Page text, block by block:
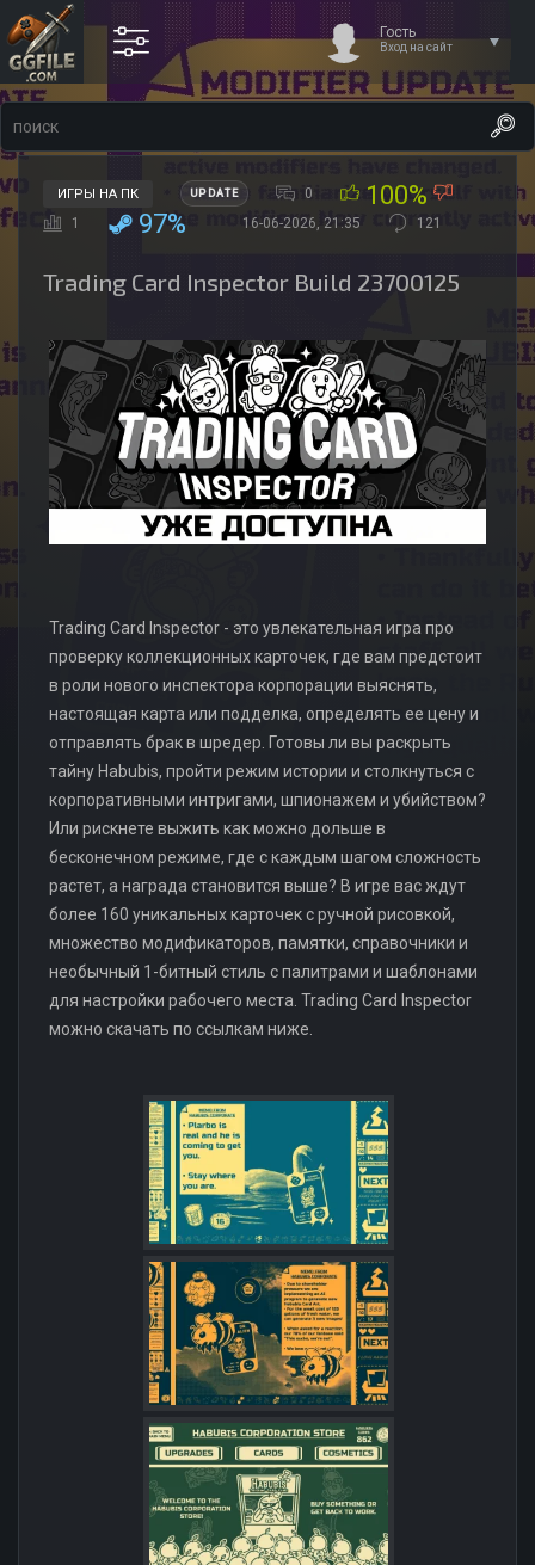
Гость
Вход на сайт
ИГРЫ НА ПК UPDATE 0 100%
1 97% 16-06-2026, 21:35 121
Trading Card Inspector Build 23700125
Trading Card Inspector - это увлекательная игра про
проверку коллекционных карточек, где вам предстоит
в роли нового инспектора корпорации выяснять,
настоящая карта или подделка, определять ее цену и
отправлять брак в шредер. Готовы ли вы раскрыть
тайну Habubis, пройти режим истории и столкнуться с
корпоративными интригами, шпионажем и убийством?
Или рискнете выжить как можно дольше в
бесконечном режиме, где с каждым шагом сложность
растет, а награда становится выше? В игре вас ждут
более 160 уникальных карточек с ручной рисовкой,
множество модификаторов, памятки, справочники и
необычный 1-битный стиль с палитрами и шаблонами
для настройки рабочего места. Trading Card Inspector
можно скачать по ссылкам ниже.